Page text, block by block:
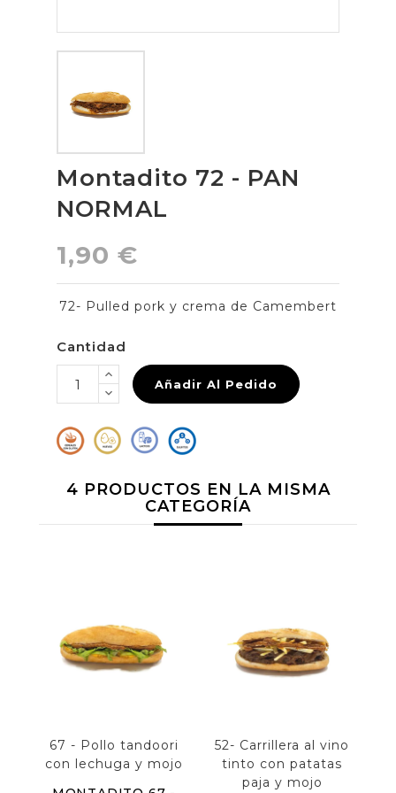
Montadito 72 - PAN
NORMAL
1,90 €
72- Pulled pork y crema de Camembert
Cantidad
Añadir Al Pedido
4 PRODUCTOS EN LA MISMA
CATEGORÍA
67 - Pollo tandoori
con lechuga y mojo
52- Carrillera al vino
tinto con patatas
paja y mojo